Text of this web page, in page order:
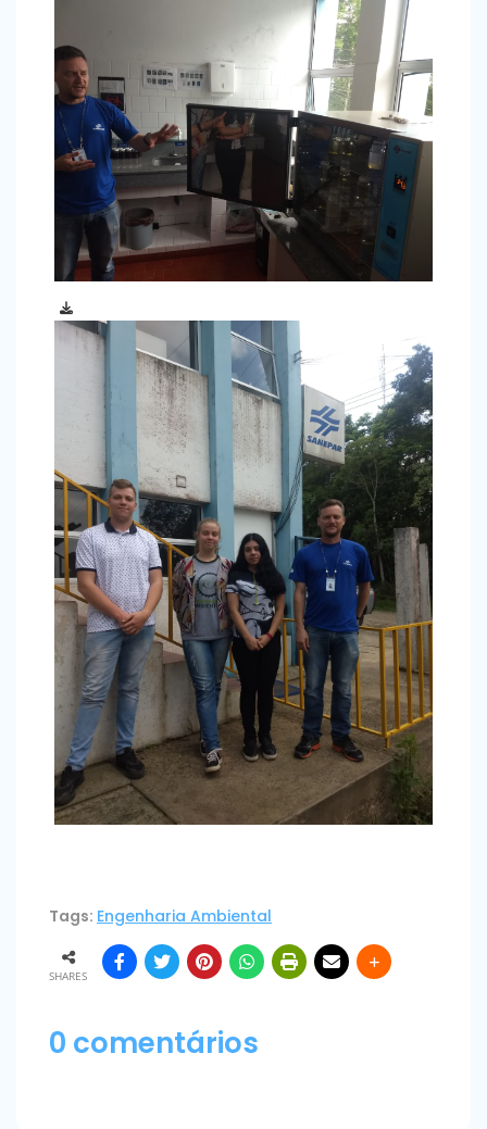
Tags: Engenharia Ambiental
SHARES
0 comentários